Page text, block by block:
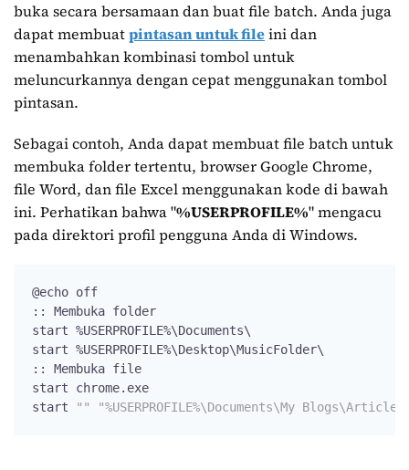
buka secara bersamaan dan buat file batch. Anda juga
dapat membuatpintasan untuk fileini dan
menambahkan kombinasi tombol untuk
meluncurkannya dengan cepat menggunakan tombol
pintasan.
Sebagai contoh, Anda dapat membuat file batch untuk
membuka folder tertentu, browser Google Chrome,
file Word, dan file Excel menggunakan kode di bawah
ini. Perhatikan bahwa "%USERPROFILE%" mengacu
pada direktori profil pengguna Anda di Windows.
@echo off
:: Membuka folder
start %USERPROFILE%\Documents\
start %USERPROFILE%\Desktop\MusicFolder\
:: Membuka file
start chrome.exe
start
"" "%USERPROFILE%\Documents\My